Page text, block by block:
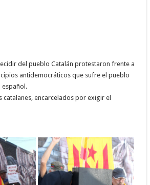
del pueblo Catalán protestaron frente a
antidemocráticos que sufre el pueblo
español.
encarcelados por exigir el